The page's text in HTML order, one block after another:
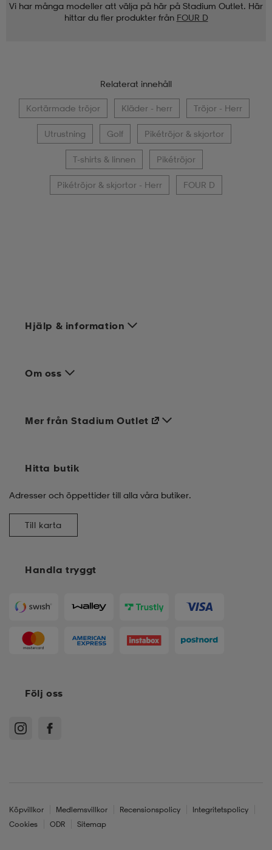
Vi har många modeller att välja på här på Stadium Outlet. Här
hittar du fler produkter från FOUR D
Relaterat innehåll
Kortärmade tröjor Kläder - herr Tröjor - Herr
Utrustning Golf Pikétröjor & skjortor
T-shirts & linnen Pikétröjor
Pikétröjor & skjortor - Herr FOUR D
Hjälp & information
Om oss
Handla tryggt
Mer från Stadium Outlet
Hitta butik
Adresser och öppettider till alla våra butiker.
Till karta
Följ oss
Köpvillkor Medlemsvillkor Recensionspolicy
Integritetspolicy
Cookies
ODR Sitemap